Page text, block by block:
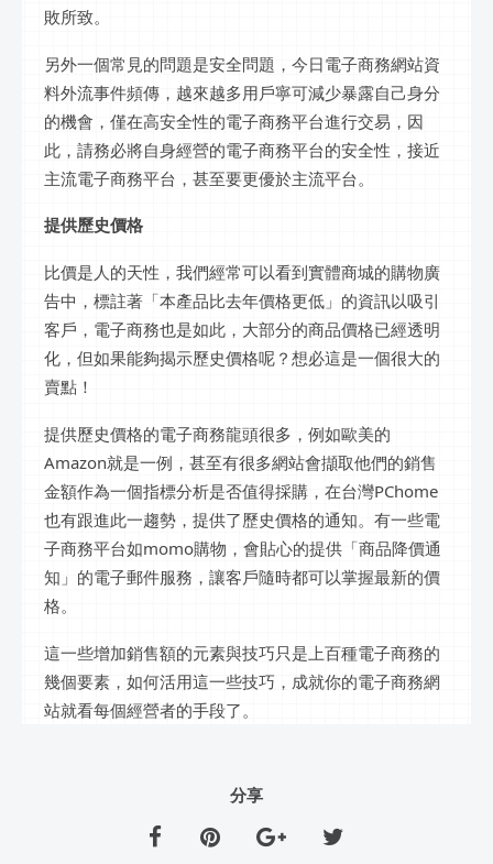
敗所致。
另外一個常見的問題是安全問題，今日電子商務網站資
料外流事件頻傳，越來越多用戶寧可減少暴露自己身分
的機會，僅在高安全性的電子商務平台進行交易，因
此，請務必將自身經營的電子商務平台的安全性，接近
主流電子商務平台，甚至要更優於主流平台。
提供歷史價格
比價是人的天性，我們經常可以看到實體商城的購物廣
告中，標註著「本產品比去年價格更低」的資訊以吸引
客戶，電子商務也是如此，大部分的商品價格已經透明
化，但如果能夠揭示歷史價格呢？想必這是一個很大的
賣點！
提供歷史價格的電子商務龍頭很多，例如歐美的
Amazon就是一例，甚至有很多網站會擷取他們的銷售
金額作為一個指標分析是否值得採購，在台灣PChome
也有跟進此一趨勢，提供了歷史價格的通知。有一些電
子商務平台如momo購物，會貼心的提供「商品降價通
知」的電子郵件服務，讓客戶隨時都可以掌握最新的價
格。
這一些增加銷售額的元素與技巧只是上百種電子商務的
幾個要素，如何活用這一些技巧，成就你的電子商務網
站就看每個經營者的手段了。
分享